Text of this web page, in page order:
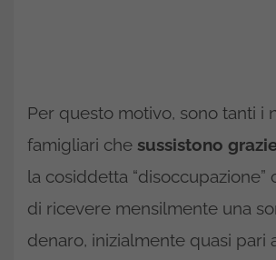
Per questo motivo, sono tanti i
famigliari che sussistono
la cosiddetta “disoccupazione”
di ricevere mensilmente una
denaro, inizialmente quasi pari